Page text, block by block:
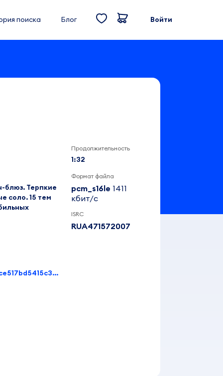
поиска Блог Войти
блюз. Терпкие
соло. 15 тем
afde788b9da19afce0ebd5d12feb31d05669b4ce517bd5415c35a57a7657ffd5
Продолжительность
1:32
Формат файла
pcm_s16le 1411
кбит/c
ISRC
RUA471572007